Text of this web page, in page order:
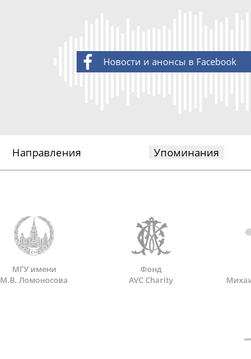
Новости и анонсы в Facebook
Направления Упоминания
МГУ имени
М.В. Ломоносова
Фонд
AVC Charity